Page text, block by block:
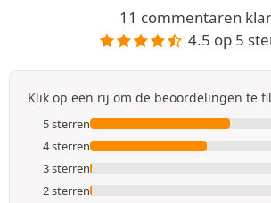
11 commentaren
4.5 op 5
Klik op een rij om de beoordelingen te
5 sterren
4 sterren
3 sterren
2 sterren